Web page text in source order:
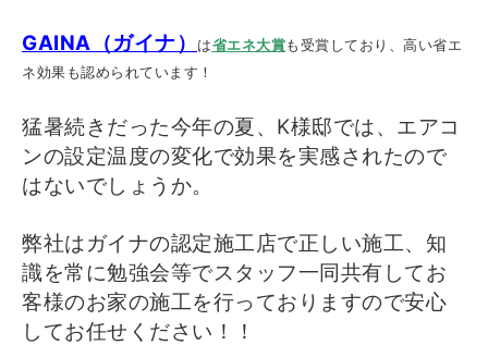
GAINA（ガイナ） は省エネ大賞も受賞しており、高い省エ
ネ効果も認められています！
猛暑続きだった今年の夏、K様邸では、エアコ
ンの設定温度の変化で効果を実感されたので
はないでしょうか。
弊社はガイナの認定施工店で正しい施工、知
識を常に勉強会等でスタッフ一同共有してお
客様のお家の施工を行っておりますので安心
してお任せください！！